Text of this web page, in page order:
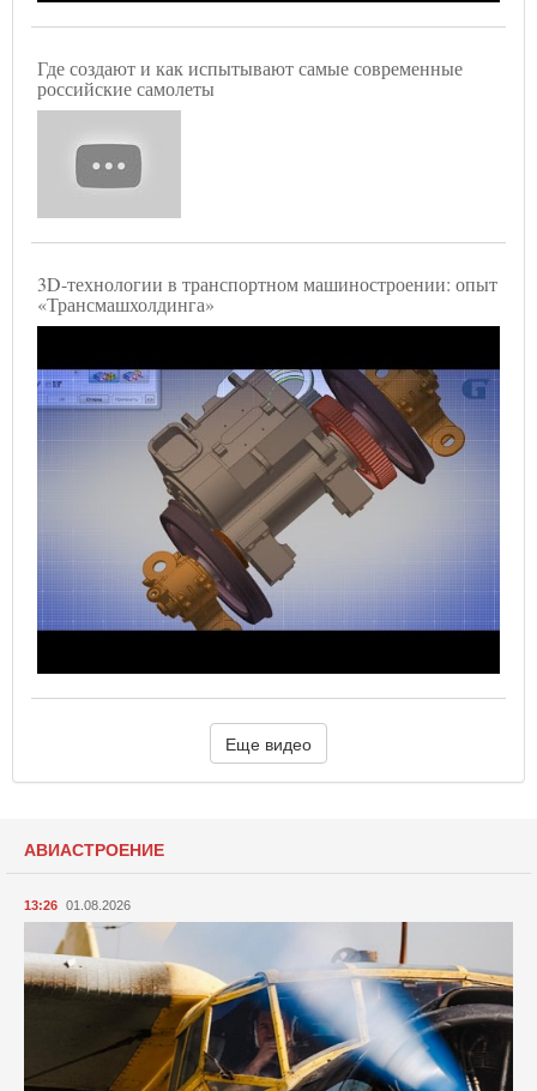
Где создают и как испытывают самые современные
российские самолеты
3D-технологии в транспортном машиностроении: опыт
«Трансмашхолдинга»
Еще видео
АВИАСТРОЕНИЕ
13:26 01.08.2026